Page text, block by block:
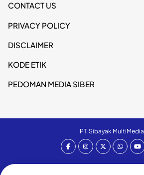
CONTACT US
PRIVACY POLICY
DISCLAIMER
KODE ETIK
PEDOMAN MEDIA SIBER
PT. Sibayak MultiMedia